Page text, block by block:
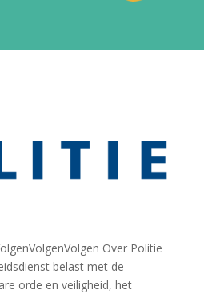
Over Politie
belast met de
orde en veiligheid, het